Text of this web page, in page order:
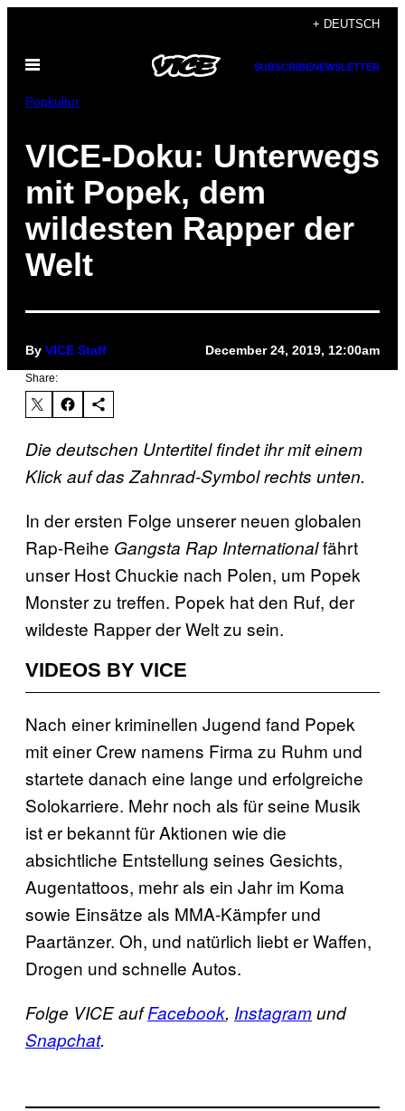
content
+ DEUTSCH
Open
SUBSCRIBENEWSLETTER
Popkultur
VICE-Doku: Unterwegs
mit Popek, dem
wildesten Rapper der
Welt
By VICE Staff December 24, 2019, 12:00am
Share:
Die deutschen Untertitel findet ihr mit einem
Klick auf das Zahnrad-Symbol rechts unten.
In der ersten Folge unserer neuen globalen
Rap-Reihe Gangsta Rap Internationalfährt
unser Host Chuckie nach Polen, um Popek
Monster zu treffen. Popek hat den Ruf, der
wildeste Rapper der Welt zu sein.
VIDEOS BY VICE
Nach einer kriminellen Jugend fand Popek
mit einer Crew namens Firma zu Ruhm und
startete danach eine lange und erfolgreiche
Solokarriere. Mehr noch als für seine Musik
ist er bekannt für Aktionen wie die
absichtliche Entstellung seines Gesichts,
Augentattoos, mehr als ein Jahr im Koma
sowie Einsätze als MMA-Kämpfer und
Paartänzer. Oh, und natürlich liebt er Waffen,
Drogen und schnelle Autos.
Folge VICE aufFacebook, Instagramund
Snapchat.